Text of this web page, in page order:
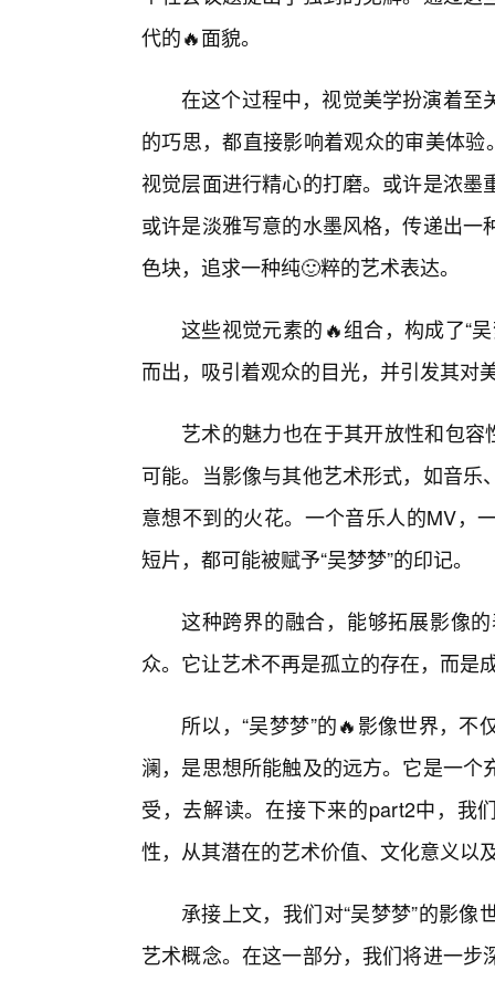
代的🔥面貌。
在这个过程中，视觉美学扮演着至
的巧思，都直接影响着观众的审美体
视觉层面进行精心的打磨。或许是浓
或许是淡雅写意的水墨风格，传递出
色块，追求一种纯🙂粹的艺术表达。
这些视觉元素的🔥组合，构成了“
而出，吸引着观众的目光，并引发其对
艺术的魅力也在于其开放性和包容
可能。当影像与其他艺术形式，如音
意想不到的火花。一个音乐人的MV，
短片，都可能被赋予“吴梦梦”的印记。
这种跨界的融合，能够拓展影像
众。它让艺术不再是孤立的存在，而是
所以，“吴梦梦”的🔥影像世界，
澜，是思想所能触及的远方。它是一
受，去解读。在接下来的part2中，我
性，从其潜在的艺术价值、文化意义以
承接上文，我们对“吴梦梦”的影
艺术概念。在这一部分，我们将进一